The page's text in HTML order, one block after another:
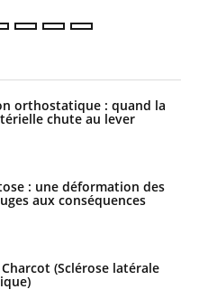
orthostatique : quand la
chute au lever
: une déformation des
aux conséquences
(Sclérose latérale